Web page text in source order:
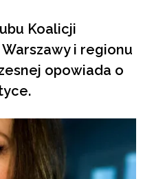
Koalicji
i regionu
opowiada o